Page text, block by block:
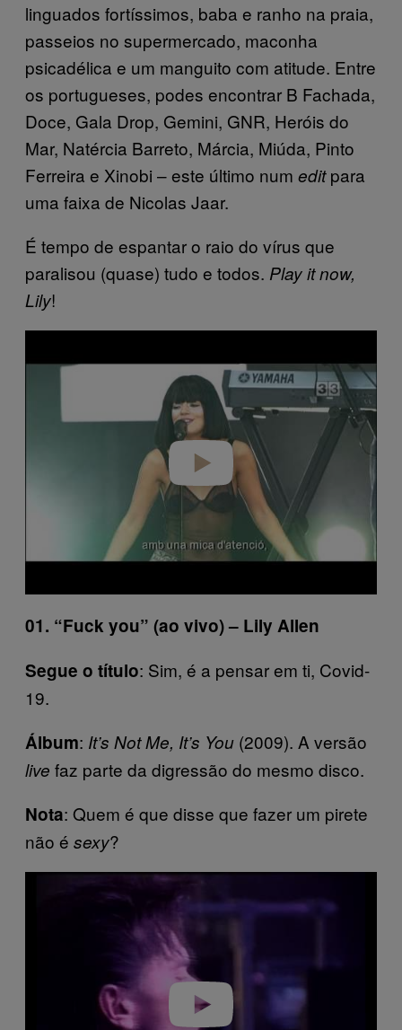
linguados fortíssimos, baba e ranho na praia,
passeios no supermercado, maconha
psicadélica e um manguito com atitude. Entre
os portugueses, podes encontrar B Fachada,
Doce, Gala Drop, Gemini, GNR, Heróis do
Mar, Natércia Barreto, Márcia, Miúda, Pinto
Ferreira e Xinobi – este último num editpara
uma faixa de Nicolas Jaar.
É tempo de espantar o raio do vírus que
paralisou (quase) tudo e todos. Play it now,
Lily!
a
01. “Fuck you” (ao vivo) – Lily Allen
Segue o título: Sim, é a pensar em ti, Covid-
19.
Álbum: It’s Not Me, It’s You (2009). A versão
live faz parte da digressão do mesmo disco.
Nota: Quem é que disse que fazer um pirete
não é sexy?